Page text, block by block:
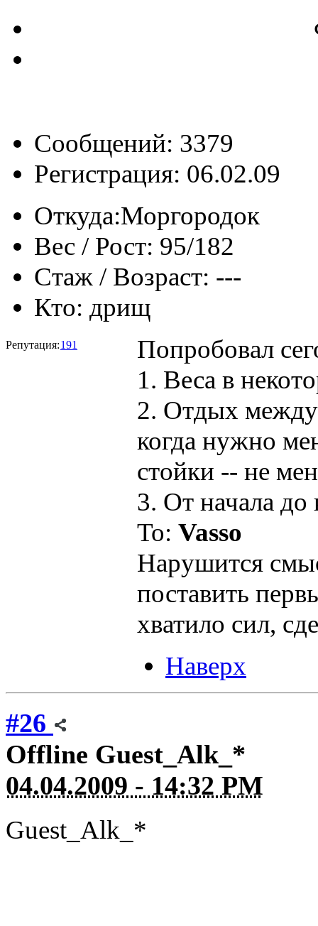
Сообщений: 3379
Регистрация: 06.02.09
Откуда:Моргородок
Вес / Рост: 95/182
Стаж / Возраст: ---
Кто: дрищ
Репутация:191
Попробовал
1. Веса в
2. Отдых
когда нужно
стойки -- не
3. От начала
To: Vasso
Нарушится
поставить
хватило сил,
Наверх
#26
Offline Guest_Alk_*
04.04.2009 - 14:32 PM
Guest_Alk_*